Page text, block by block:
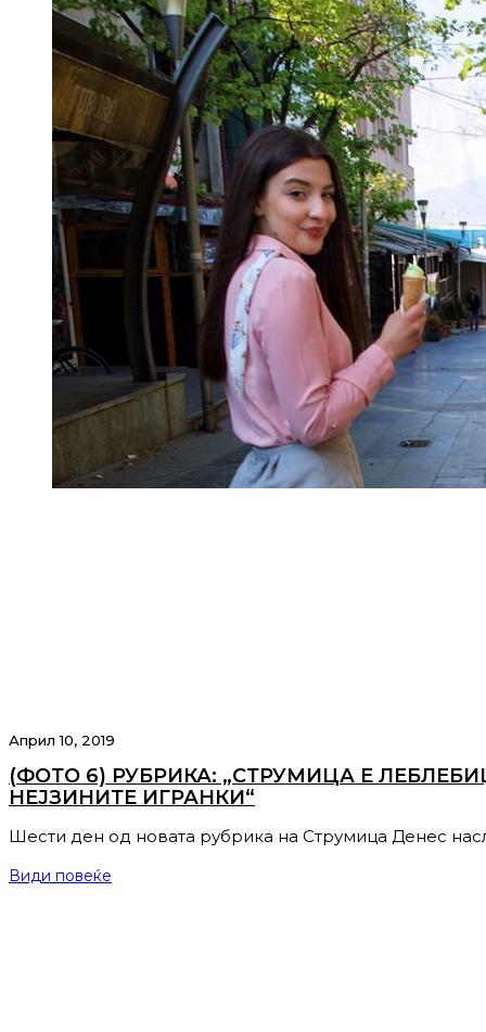
Април 10, 2019
(ФОТО 6) РУБРИКА: „СТРУМИЦА Е
НЕЈЗИНИТЕ ИГРАНКИ“
Шести ден од новата рубрика на Струмица Денес
Види повеќе